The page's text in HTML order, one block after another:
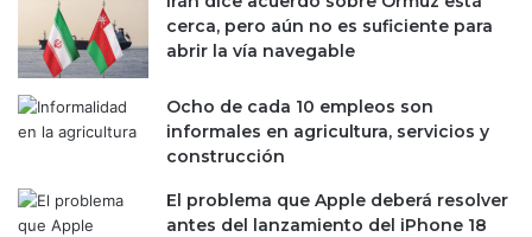
cerca, pero aún no es suficiente para
abrir la vía navegable
Ocho de cada 10 empleos son
informales en agricultura, servicios y
construcción
El problema que Apple deberá resolver
antes del lanzamiento del iPhone 18